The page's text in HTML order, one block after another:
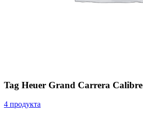
Tag Heuer Grand Carrera Calibre
4 продукта